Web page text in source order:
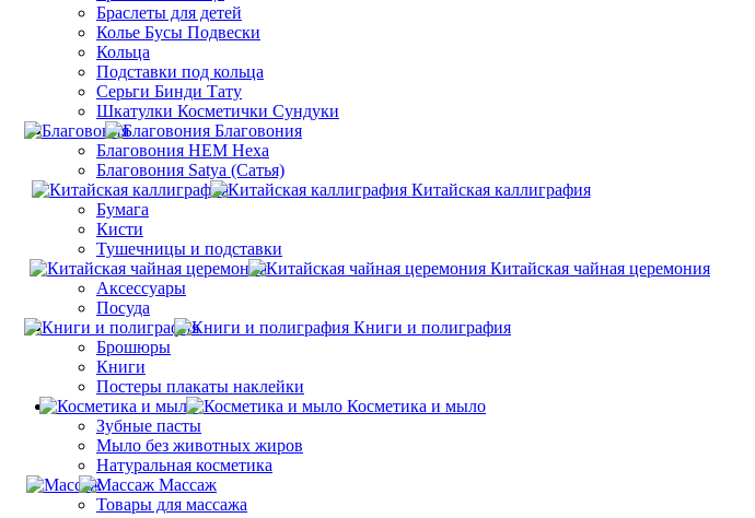
Браслеты для детей
Колье Бусы Подвески
Кольца
Подставки под кольца
Серьги Бинди Тату
Шкатулки Косметички Сундуки
Благовония
Благовония HEM Hexa
Благовония Satya (Сатья)
Китайская каллиграфия
Бумага
Кисти
Тушечницы и подставки
Китайская чайная церемония
Аксессуары
Посуда
Книги и полиграфия
Брошюры
Книги
Постеры плакаты наклейки
Косметика и мыло
Зубные пасты
Мыло без животных жиров
Натуральная косметика
Массаж
Товары для массажа